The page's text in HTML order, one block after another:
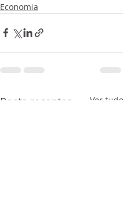
Economia
Posts recentes Ver tudo